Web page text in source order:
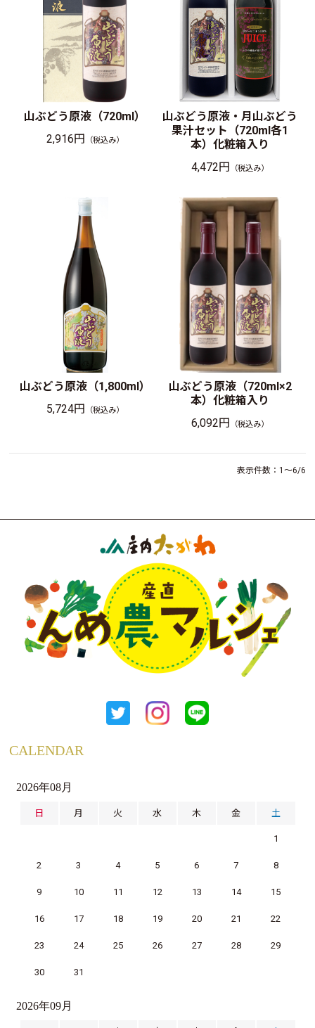
山ぶどう原液（720ml）
2,916円 （税込み）
山ぶどう原液・月山ぶどう
果汁セット（720ml各1
本）化粧箱入り
4,472円 （税込み）
山ぶどう原液（1,800ml）
5,724円 （税込み）
山ぶどう原液（720ml×2
本）化粧箱入り
6,092円 （税込み）
表示件数：1～6/6
CALENDAR
2026年08月
日 月 火 水 木 金 土
1
2 3 4 5 6 7 8
9 10 11 12 13 14 15
16 17 18 19 20 21 22
23 24 25 26 27 28 29
30 31
2026年09月